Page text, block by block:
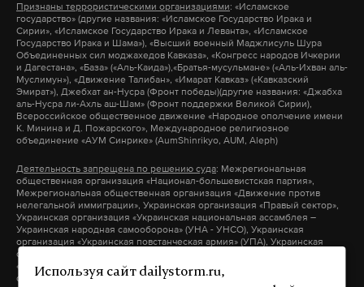
Используя сайт dailystorm.ru,
Признаны террористическими организациями: «Исламское
государство» (другие названия: «Исламское Государство Ирака и
Сирии», «Исламское Государство Ирака и Леванта», «Исламское
Государство Ирака и Шама»), «Высший военный Маджлисуль Шура
Объединенных сил моджахедов Кавказа», «Конгресс народов Ичкерии
и Дагестана», «База» («Аль-Каида»),«Братья-мусульмане» («Аль-Ихван аль-
Муслимун»), «Движение Талибан», «Имарат Кавказ» («Кавказский
Эмират»), Джебхат ан-Нусра (Фронт победы)(другие названия: «Джабха
аль-Нусра ли-Ахль аш-Шам» (Фронт поддержки Великой Сирии),
Всероссийское общественное движение «Народное ополчение имени
К. Минина и Д. Пожарского», Международное религиозное
объединение «АУМ Синрике» (AumShinrikyo, AUM, Aleph)
Деятельность запрещена по решению суда: Межрегиональная
общественная организация «Национал-большевистская партия»,
Межрегиональная общественная организация «Движение против
нелегальной иммиграции», Украинская организация «Правый сектор»,
Украинская организация «Украинская национальная ассамблея –
Украинская народная самооборона» (УНА - УНСО), Украинская
организация «Украинская повстанческая армия» (УПА), Украинская
организация «Тризуб им. Степана Бандеры», Украинская организация
«Братство», Межрегиональное общественное объединение –
организация «Народная Социальная Инициатива» (другие названия: